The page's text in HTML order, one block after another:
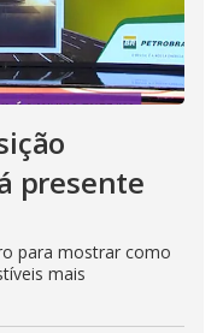
presente
para mostrar como
mais